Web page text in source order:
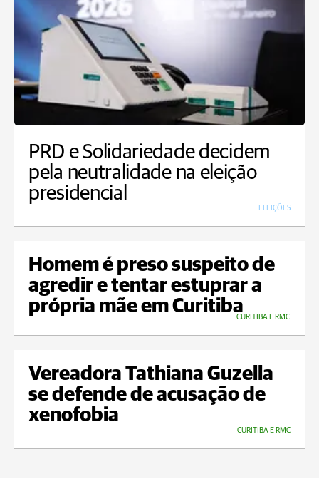
PRD e Solidariedade decidem
pela neutralidade na eleição
presidencial
ELEIÇÕES
Homem é preso suspeito de
agredir e tentar estuprar a
própria mãe em Curitiba
CURITIBA E RMC
Vereadora Tathiana Guzella
se defende de acusação de
xenofobia
CURITIBA E RMC